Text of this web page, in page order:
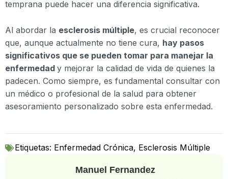
temprana puede hacer una diferencia significativa.
Al abordar la esclerosis múltiple, es crucial reconocer
que, aunque actualmente no tiene cura, hay pasos
significativos que se pueden tomar para manejar la
enfermedad y mejorar la calidad de vida de quienes la
padecen. Como siempre, es fundamental consultar con
un médico o profesional de la salud para obtener
asesoramiento personalizado sobre esta enfermedad.
Etiquetas: Enfermedad Crónica, Esclerosis Múltiple
Manuel Fernandez